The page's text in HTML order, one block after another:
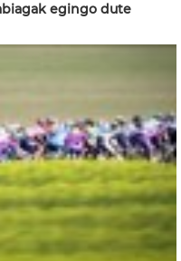
egingo dute